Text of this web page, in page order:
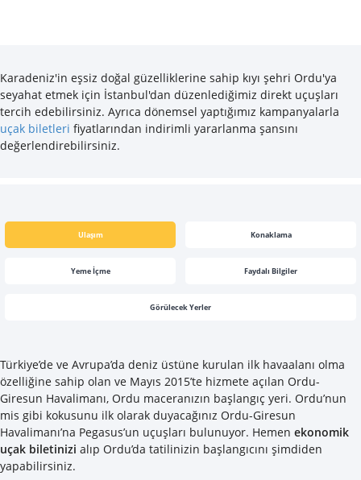
Karadeniz'in eşsiz doğal güzelliklerine sahip kıyı şehri Ordu'ya
seyahat etmek için İstanbul'dan düzenlediğimiz direkt uçuşları
tercih edebilirsiniz. Ayrıca dönemsel yaptığımız kampanyalarla
uçak biletleri fiyatlarından indirimli yararlanma şansını
değerlendirebilirsiniz.
Ulaşım Konaklama
Yeme İçme Faydalı Bilgiler
Görülecek Yerler
Türkiye’de ve Avrupa’da deniz üstüne kurulan ilk havaalanı olma
özelliğine sahip olan ve Mayıs 2015’te hizmete açılan Ordu-
Giresun Havalimanı, Ordu maceranızın başlangıç yeri. Ordu’nun
mis gibi kokusunu ilk olarak duyacağınız Ordu-Giresun
Havalimanı’na Pegasus’un uçuşları bulunuyor. Hemen ekonomik
uçak biletinizi alıp Ordu’da tatilinizin başlangıcını şimdiden
yapabilirsiniz.